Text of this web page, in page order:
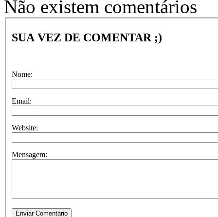
Não existem comentários
SUA VEZ DE COMENTAR ;)
Nome:
Email:
Website:
Mensagem: